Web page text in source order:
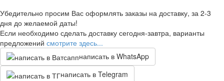
Убедительно просим Вас оформлять заказы на доставку, за 2-3
дня до желаемой даты!
Если необходимо сделать доставку сегодня-завтра, варианты
предложений смотрите здесь...
написать в WhatsApp
написать в Telegram